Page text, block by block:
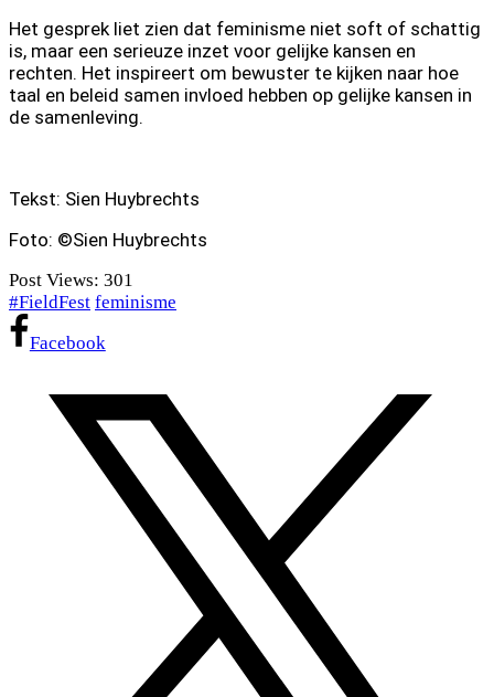
Het gesprek liet zien dat feminisme niet soft of schattig
is, maar een serieuze inzet voor gelijke kansen en
rechten. Het inspireert om bewuster te kijken naar hoe
taal en beleid samen invloed hebben op gelijke kansen in
de samenleving.
Tekst: Sien Huybrechts
Foto: ©Sien Huybrechts
Post Views: 301
#FieldFest feminisme
Facebook